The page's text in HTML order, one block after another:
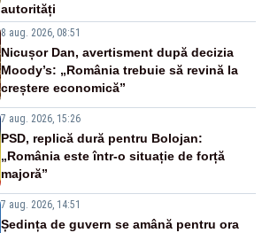
autorități
8 aug. 2026, 08:51
Nicușor Dan, avertisment după decizia
Moody’s: „România trebuie să revină la
creștere economică”
7 aug. 2026, 15:26
PSD, replică dură pentru Bolojan:
„România este într-o situație de forță
majoră”
7 aug. 2026, 14:51
Ședința de guvern se amână pentru ora